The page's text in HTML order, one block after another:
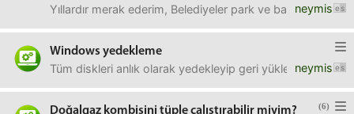
neymis
Yıllardır merak ederim, Belediyeler park ve bahçelere
Windows yedekleme
neymis
Tüm diskleri anlık olarak yedekleyip geri yüklemeyi nasıl
(6)
Doğalgaz kombisini tüple çalıştırabilir miyim?